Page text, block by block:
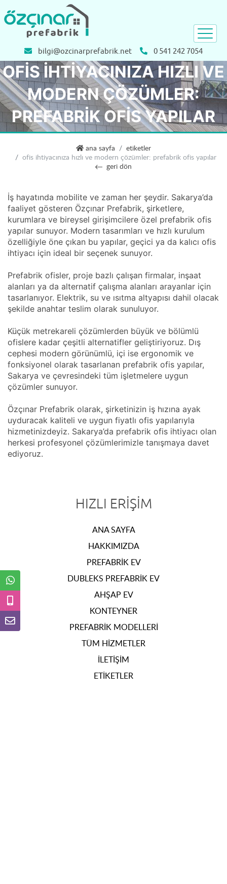
bilgi@ozcinarprefabrik.net 0 541 242 7054
OFIS İHTIYACINIZA HIZLI VE
MODERN ÇÖZÜMLER:
PREFABRIK OFIS YAPILAR
ana sayfa özçınar prefabrik
etiketler
ofis i̇htiyacınıza hızlı ve modern çözümler: prefabrik ofis yapılar
geri dön
HIZLI ERIŞIM
ANA SAYFA
HAKKIMIZDA
PREFABRIK EV
DUBLEKS PREFABRIK EV
AHŞAP EV
KONTEYNER
PREFABRIK MODELLERI
TÜM HIZMETLER
İLETIŞIM
ETIKETLER
İş hayatında mobilite ve zaman her şeydir. Sakarya’da
faaliyet gösteren Özçınar Prefabrik, şirketlere,
kurumlara ve bireysel girişimcilere özel prefabrik ofis
yapılar sunuyor. Modern tasarımları ve hızlı kurulum
özelliğiyle öne çıkan bu yapılar, geçici ya da kalıcı ofis
ihtiyacı için ideal bir seçenek sunuyor.
Prefabrik ofisler, proje bazlı çalışan firmalar, inşaat
alanları ya da alternatif çalışma alanları arayanlar için
tasarlanıyor. Elektrik, su ve ısıtma altyapısı dahil olacak
şekilde anahtar teslim olarak sunuluyor.
Küçük metrekareli çözümlerden büyük ve bölümlü
ofislere kadar çeşitli alternatifler geliştiriyoruz. Dış
cephesi modern görünümlü, içi ise ergonomik ve
fonksiyonel olarak tasarlanan prefabrik ofis yapılar,
Sakarya ve çevresindeki tüm işletmelere uygun
çözümler sunuyor.
Özçınar Prefabrik olarak, şirketinizin iş hızına ayak
uyduracak kaliteli ve uygun fiyatlı ofis yapılarıyla
hizmetinizdeyiz. Sakarya’da prefabrik ofis ihtiyacı olan
herkesi profesyonel çözümlerimizle tanışmaya davet
ediyoruz.